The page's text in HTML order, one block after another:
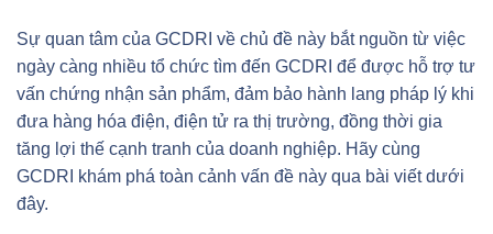
Sự quan tâm của GCDRI về chủ đề này bắt nguồn từ việc
ngày càng nhiều tổ chức tìm đến GCDRI để được hỗ trợ tư
vấn chứng nhận sản phẩm, đảm bảo hành lang pháp lý khi
đưa hàng hóa điện, điện tử ra thị trường, đồng thời gia
tăng lợi thế cạnh tranh của doanh nghiệp. Hãy cùng
GCDRI khám phá toàn cảnh vấn đề này qua bài viết dưới
đây.